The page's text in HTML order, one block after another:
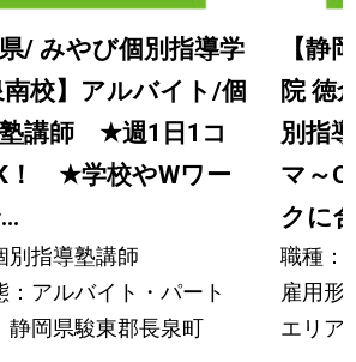
県/ みやび個別指導学
南校】アルバイト/個
講師 ★週1日1コ
！ ★学校やWワー
別指導塾講師
：アルバイト・パート
静岡県駿東郡長泉町
【静
院 徳
別指
マ～
クに
職種：
雇用形
エリア